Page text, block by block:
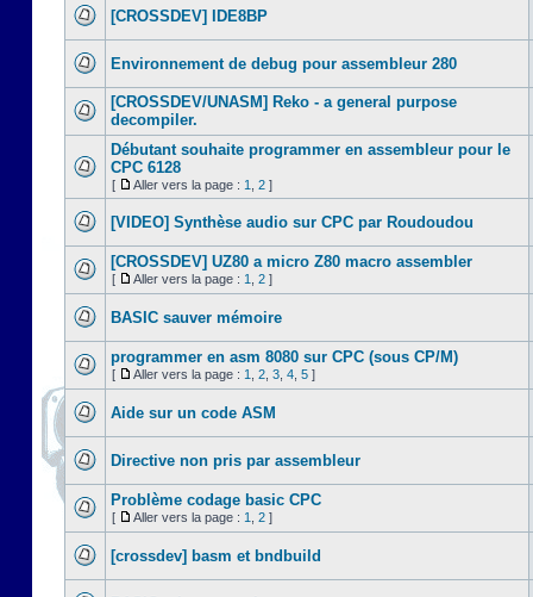
[CROSSDEV] IDE8BP
Environnement de debug pour assembleur 280
[CROSSDEV/UNASM] Reko - a general purpose
decompiler.
Débutant souhaite programmer en assembleur pour le
CPC 6128
[ Aller vers la page : 1 2 ]
[VIDEO] Synthèse audio sur CPC par Roudoudou
[CROSSDEV] UZ80 a micro Z80 macro assembler
[ Aller vers la page : 1 2 ]
BASIC sauver mémoire
programmer en asm 8080 sur CPC (sous CP/M)
[ Aller vers la page : 1 2 3 4 5 ]
Aide sur un code ASM
Directive non pris par assembleur
Problème codage basic CPC
[ Aller vers la page : 1 2 ]
[crossdev] basm et bndbuild